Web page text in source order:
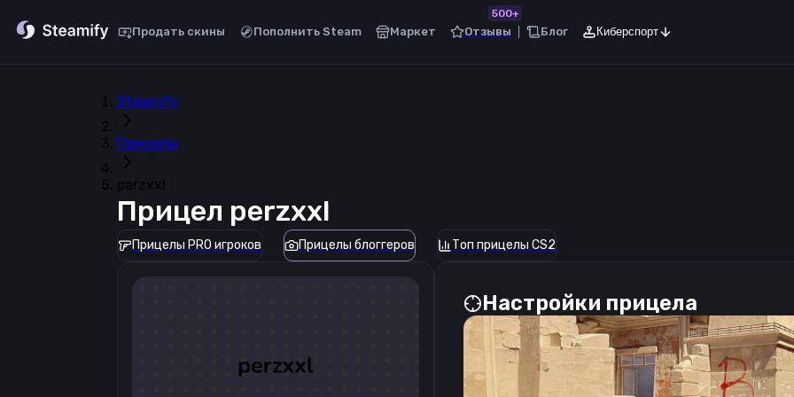
Продать скины Пополнить Steam Маркет Отзывы
500+
Блог Киберспорт
Steamify
Прицелы
perzxxl
Прицел perzxxl
Прицелы PRO игроков Прицелы блоггеров Топ прицелы CS2
Настройки прицела